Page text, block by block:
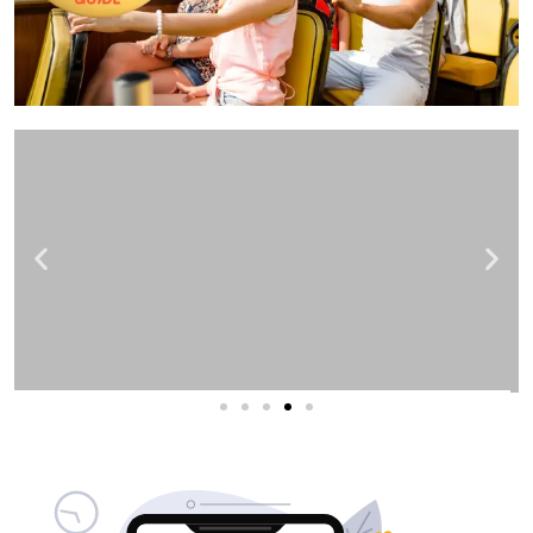
בעל/ת עסק? סוכנות ניהול מוניטין